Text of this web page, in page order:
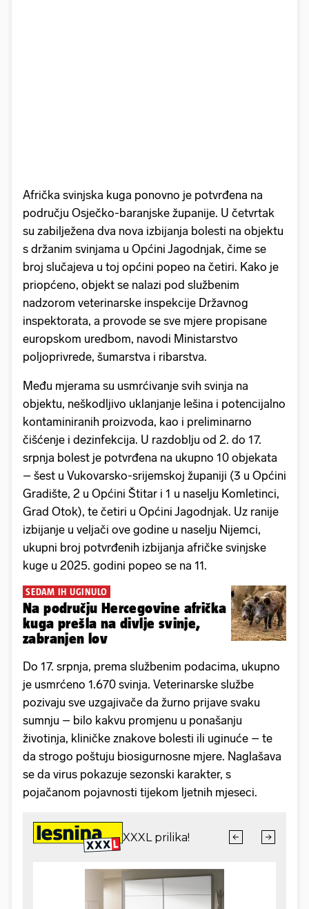
Afrička svinjska kuga ponovno je potvrđena na
području Osječko-baranjske županije. U četvrtak
su zabilježena dva nova izbijanja bolesti na objektu
s držanim svinjama u Općini Jagodnjak, čime se
broj slučajeva u toj općini popeo na četiri. Kako je
priopćeno, objekt se nalazi pod službenim
nadzorom veterinarske inspekcije Državnog
inspektorata, a provode se sve mjere propisane
europskom uredbom, navodi Ministarstvo
poljoprivrede, šumarstva i ribarstva.
Među mjerama su usmrćivanje svih svinja na
objektu, neškodljivo uklanjanje lešina i potencijalno
kontaminiranih proizvoda, kao i preliminarno
čišćenje i dezinfekcija. U razdoblju od 2. do 17.
srpnja bolest je potvrđena na ukupno 10 objekata
– šest u Vukovarsko-srijemskoj županiji (3 u Općini
Gradište, 2 u Općini Štitar i 1 u naselju Komletinci,
Grad Otok), te četiri u Općini Jagodnjak. Uz ranije
izbijanje u veljači ove godine u naselju Nijemci,
ukupni broj potvrđenih izbijanja afričke svinjske
kuge u 2025. godini popeo se na 11.
SEDAM IH UGINULO
Na području Hercegovine afrička
kuga prešla na divlje svinje,
zabranjen lov
Do 17. srpnja, prema službenim podacima, ukupno
je usmrćeno 1.670 svinja. Veterinarske službe
pozivaju sve uzgajivače da žurno prijave svaku
sumnju – bilo kakvu promjenu u ponašanju
životinja, kliničke znakove bolesti ili uginuće – te
da strogo poštuju biosigurnosne mjere. Naglašava
se da virus pokazuje sezonski karakter, s
pojačanom pojavnosti tijekom ljetnih mjeseci.